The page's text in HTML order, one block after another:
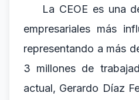
La CEOE es una
empresariales más
representando a más
3 millones de
actual, Gerardo Díaz